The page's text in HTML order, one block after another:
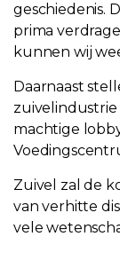
geschiedenis.
prima
kunnen wij
Daarnaast
zuivelindustrie
machtige
Zuivel zal de
van verhitte
vele